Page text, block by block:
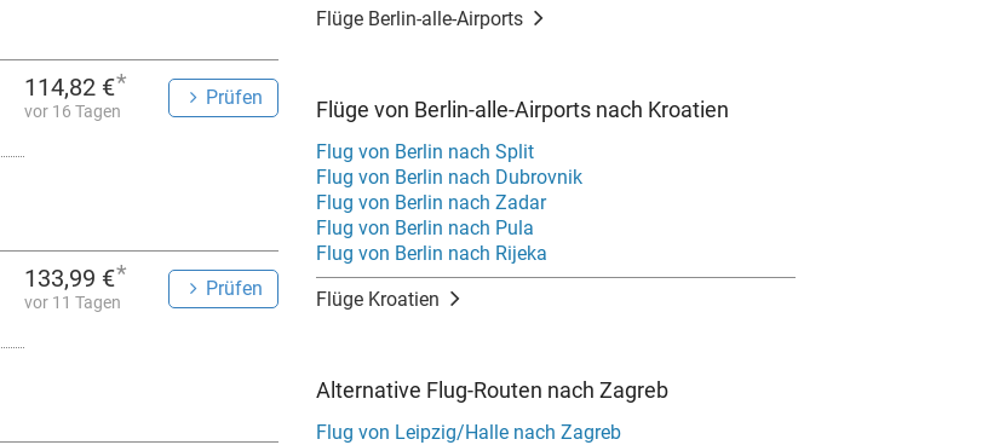
114,82 €*
vor 16 Tagen
Prüfen
133,99 €*
vor 11 Tagen
Prüfen
Flüge Berlin-alle-Airports
Flüge von Berlin-alle-Airports nach Kroatien
Flug von Berlin nach Split
Flug von Berlin nach Dubrovnik
Flug von Berlin nach Zadar
Flug von Berlin nach Pula
Flug von Berlin nach Rijeka
Flüge Kroatien
Alternative Flug-Routen nach Zagreb
Flug von Leipzig/Halle nach Zagreb